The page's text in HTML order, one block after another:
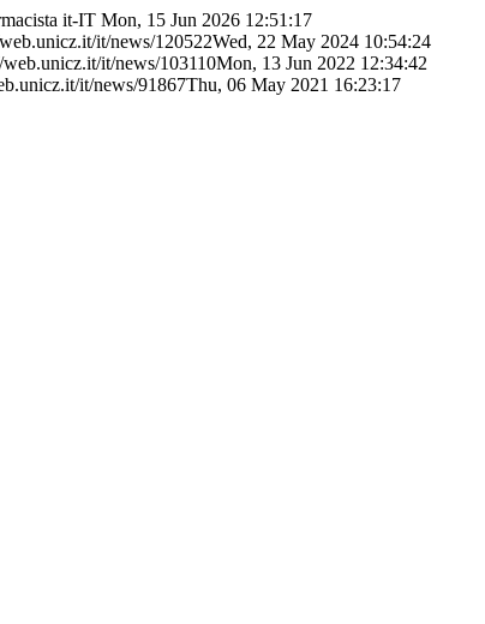
it-IT Mon, 15 Jun 2026 12:51:17
it/news/120522Wed, 22 May 2024 10:54:24
it/news/103110Mon, 13 Jun 2022 12:34:42
it/news/91867Thu, 06 May 2021 16:23:17